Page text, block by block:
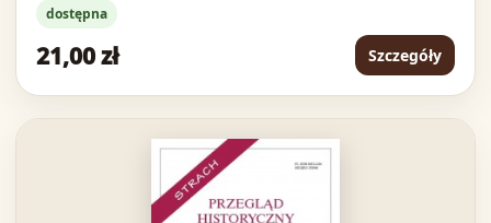
dostępna
21,00 zł Szczegóły